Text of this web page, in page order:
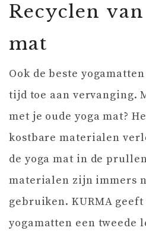
Recyclen
mat
Ook de beste
tijd toe aan vervanging.
met je oude yoga mat?
kostbare materialen
de yoga mat in de
materialen zijn immers
gebruiken. KURMA
yogamatten een tweede